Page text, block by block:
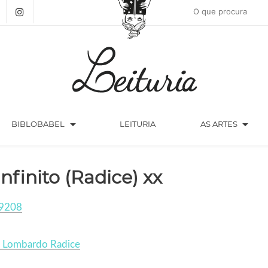
BIBLOBABEL arrow_drop_down LEITURIA AS ARTES arrow_drop_down
(Radice) xx
Lombardo Radice